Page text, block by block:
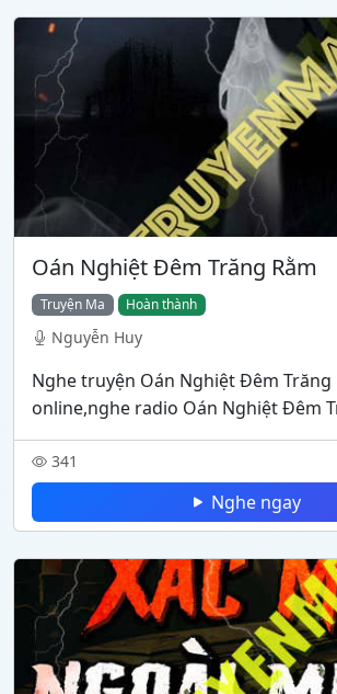
Oán Nghiệt Đêm Trăng Rằm
Truyện Ma Hoàn thành
Nguyễn Huy
Nghe truyện Oán Nghiệt Đêm Trăng
online,nghe radio Oán Nghiệt Đêm
341
Nghe ngay